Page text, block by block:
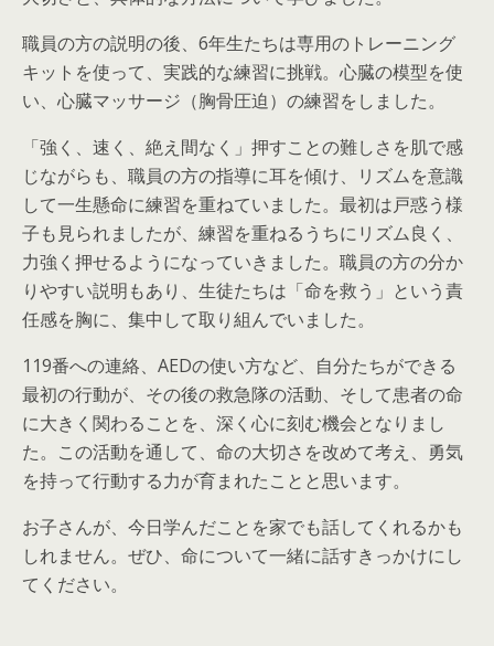
職員の方の説明の後、6年生たちは専用のトレーニング
キットを使って、実践的な練習に挑戦。心臓の模型を使
い、心臓マッサージ（胸骨圧迫）の練習をしました。
「強く、速く、絶え間なく」押すことの難しさを肌で感
じながらも、職員の方の指導に耳を傾け、リズムを意識
して一生懸命に練習を重ねていました。最初は戸惑う様
子も見られましたが、練習を重ねるうちにリズム良く、
力強く押せるようになっていきました。職員の方の分か
りやすい説明もあり、生徒たちは「命を救う」という責
任感を胸に、集中して取り組んでいました。
119番への連絡、AEDの使い方など、自分たちができる
最初の行動が、その後の救急隊の活動、そして患者の命
に大きく関わることを、深く心に刻む機会となりまし
た。この活動を通して、命の大切さを改めて考え、勇気
を持って行動する力が育まれたことと思います。
お子さんが、今日学んだことを家でも話してくれるかも
しれません。ぜひ、命について一緒に話すきっかけにし
てください。